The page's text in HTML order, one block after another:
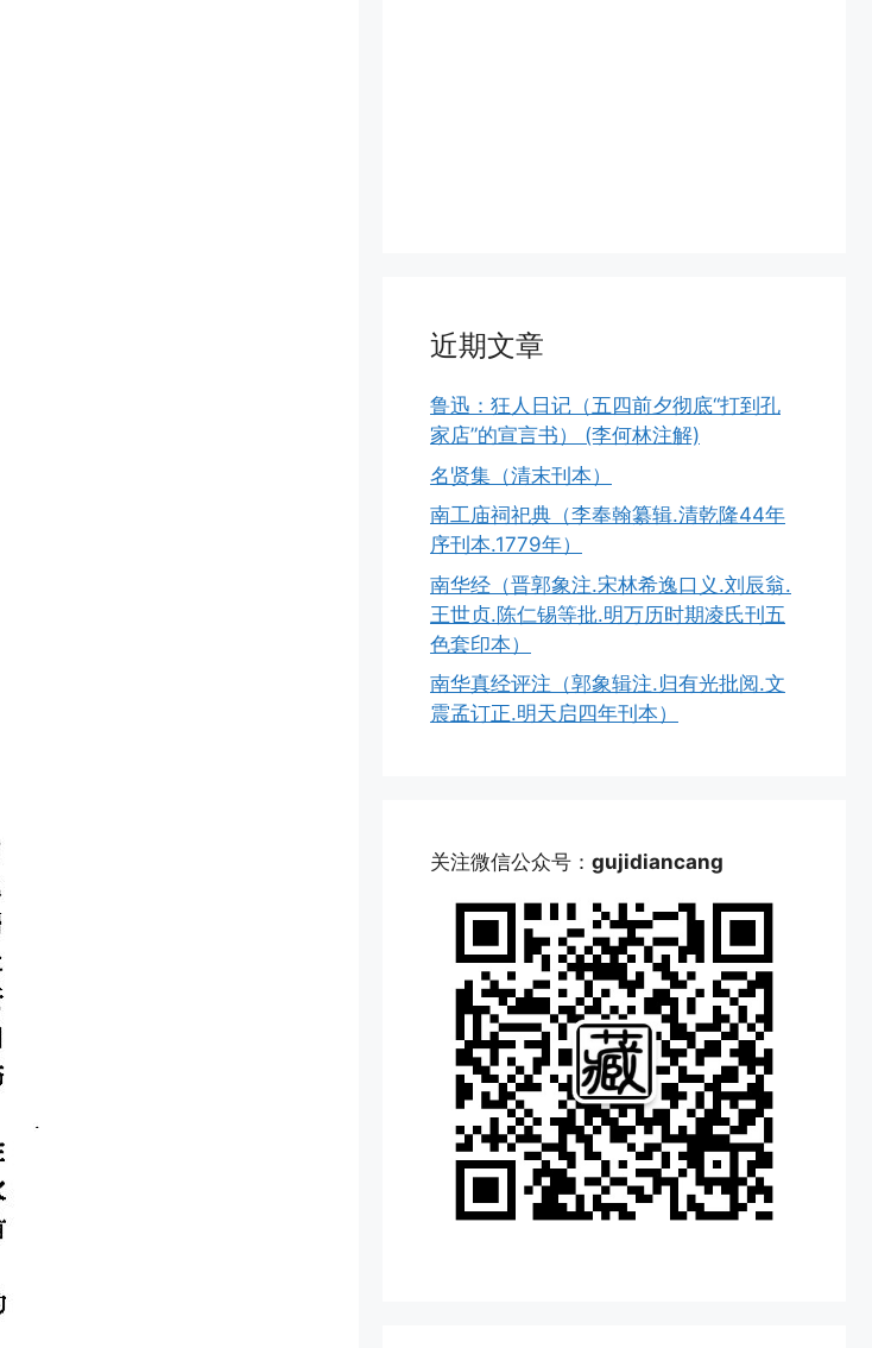
近期文章
鲁迅：狂人日记（五四前夕彻底“打到孔
家店”的宣言书） (李何林注解)
名贤集（清末刊本）
南工庙祠祀典（李奉翰纂辑.清乾隆44年
序刊本.1779年）
南华经（晋郭象注.宋林希逸口义.刘辰翁.
王世贞.陈仁锡等批.明万历时期凌氏刊五
色套印本）
南华真经评注（郭象辑注.归有光批阅.文
震孟订正.明天启四年刊本）
关注微信公众号： gujidiancang